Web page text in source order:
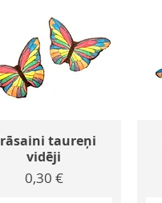
taureņi
vidēji
Cena
0,30 €